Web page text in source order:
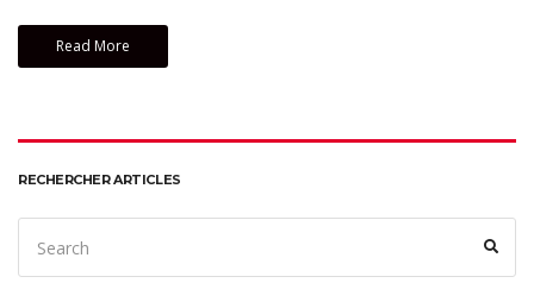
Read More
RECHERCHER ARTICLES
Search
for: